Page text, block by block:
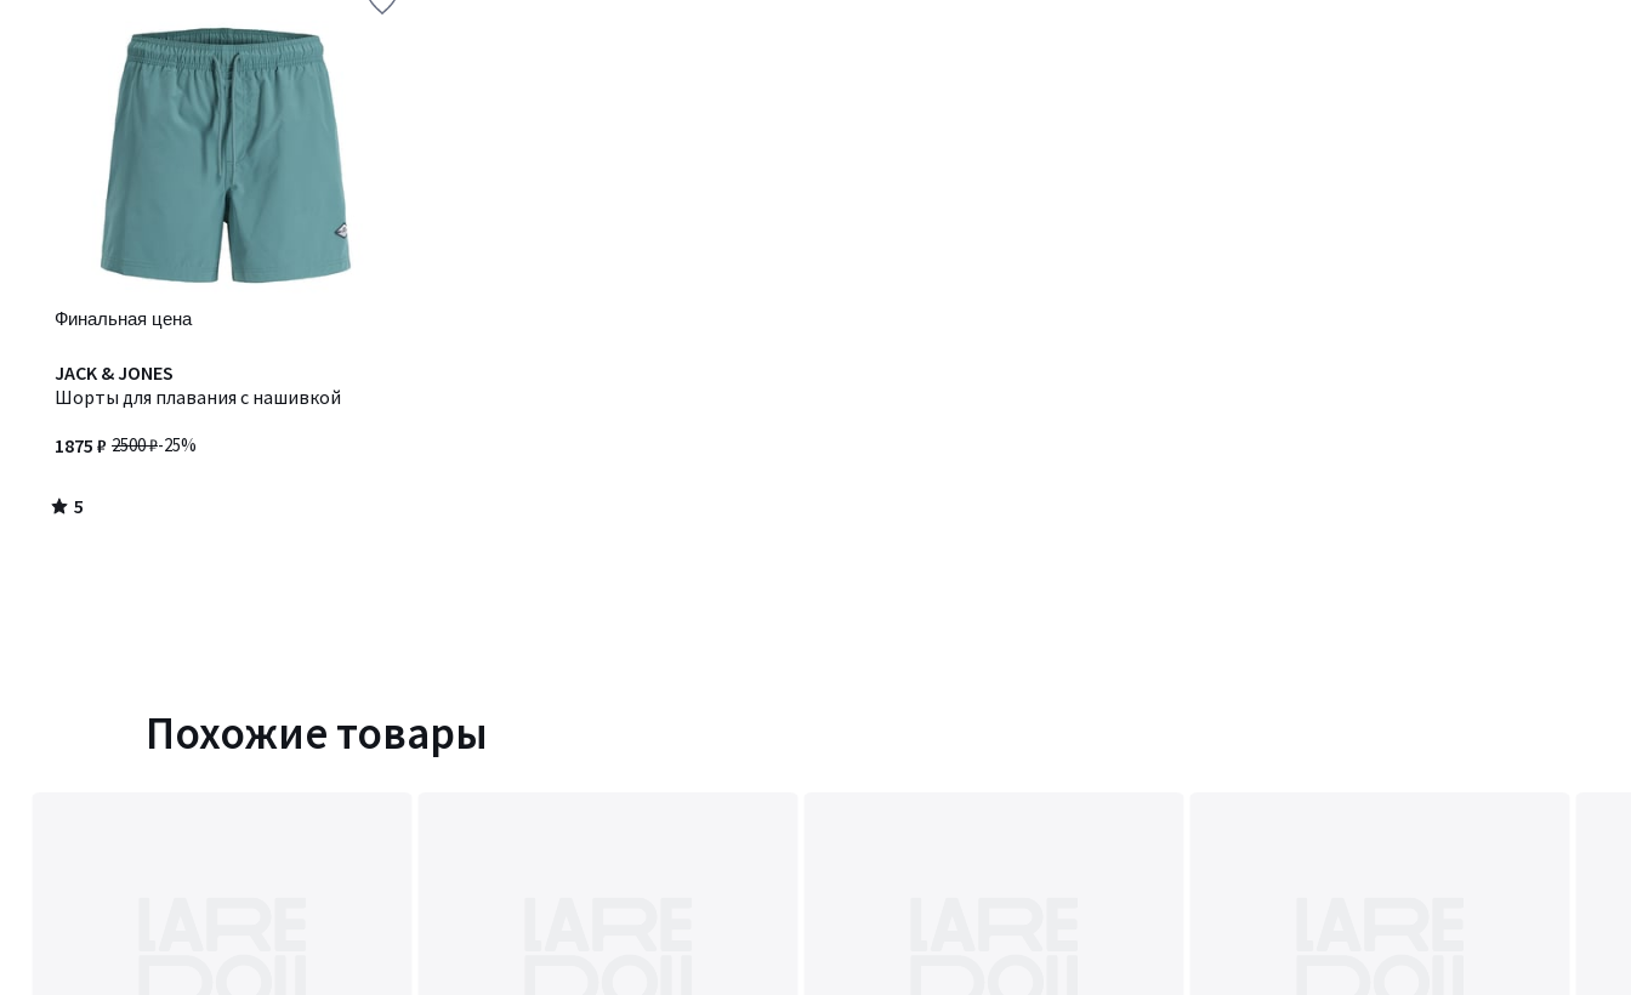
Финальная цена
JACK & JONES
Шорты для плавания с нашивкой
2500 ₽-25%
1875 ₽
5
/
5
/
Похожие товары